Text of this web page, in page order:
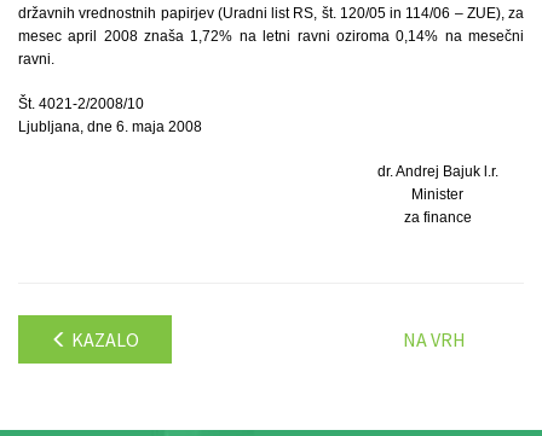
državnih vrednostnih papirjev (Uradni list RS, št. 120/05 in 114/06 – ZUE), za
mesec april 2008 znaša 1,72% na letni ravni oziroma 0,14% na mesečni
ravni.
Št. 4021-2/2008/10
Ljubljana, dne 6. maja 2008
dr. Andrej Bajuk l.r.
Minister
za finance
KAZALO NA VRH